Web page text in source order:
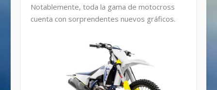
Notablemente, toda la gama de motocross
cuenta con sorprendentes nuevos gráficos.